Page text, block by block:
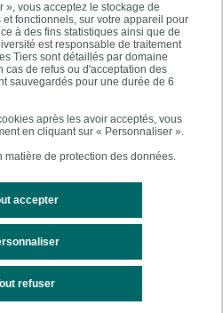
», vous acceptez le stockage de
fonctionnels, sur votre appareil pour
à des fins statistiques ainsi que de
est responsable de traitement
Tiers sont détaillés par domaine
cas de refus ou d'acceptation des
sauvegardés pour une durée de 6
après les avoir acceptés, vous
en cliquant sur « Personnaliser ».
de protection des données.
accepter
refuser
Plan du site